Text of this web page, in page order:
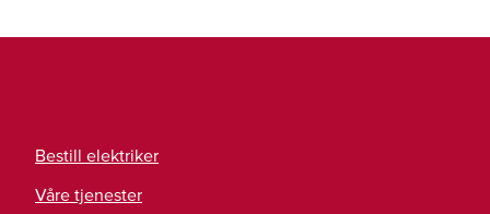
Bestill elektriker
Våre tjenester